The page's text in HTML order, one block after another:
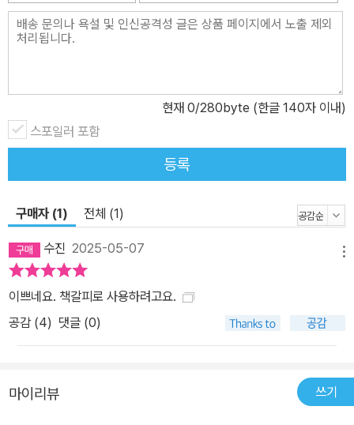
현재 0/280byte (한글 140자 이내)
스포일러 포함
등록
구매자 (1) 전체 (1)
수진 2025-05-07
이쁘네요. 책갈피로 사용하려고요.
공감 (4) 댓글 (0)
마이리뷰 쓰기